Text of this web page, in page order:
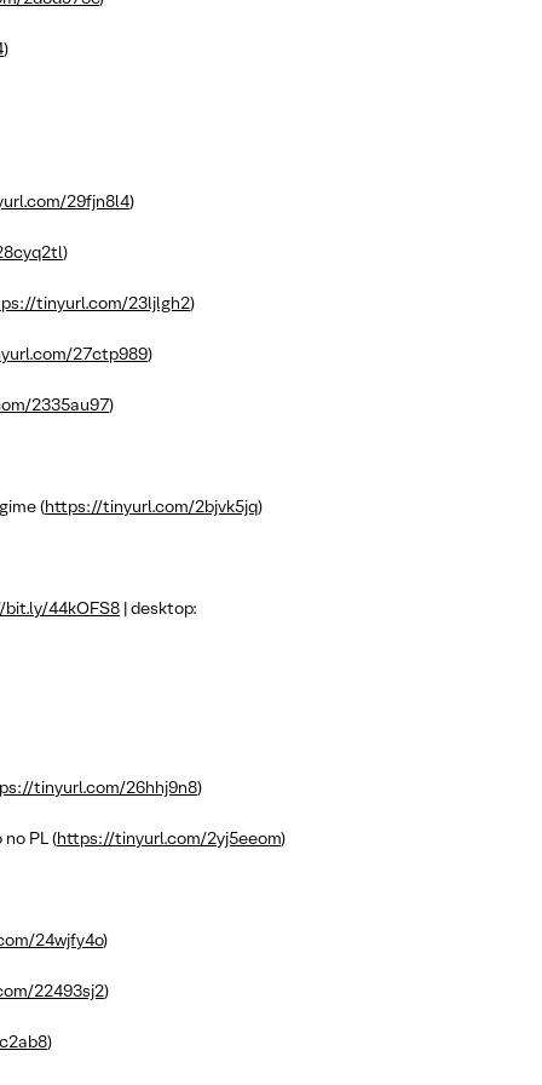
)
29fjn8l4)
)
tinyurl.com/23ljlgh2)
27ctp989)
2335au97)
(https://tinyurl.com/2bjvk5jq)
44kOFS8 | desktop:
tinyurl.com/26hhj9n8)
PL (https://tinyurl.com/2yj5eeom)
24wjfy4o)
22493sj2)
)